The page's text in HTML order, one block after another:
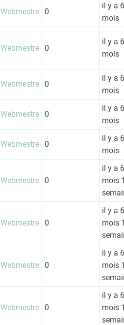
Webmestre 0
il y a 6
mois
Webmestre 0
il y a 6
mois
Webmestre 0
il y a 6
mois
Webmestre 0
il y a 6
mois
Webmestre 0
il y a 6
mois
Webmestre 0
il y a 6
mois
Webmestre 0
il y a 6
mois
Webmestre 0
il y a 6
mois
Webmestre 0
il y a 6
mois